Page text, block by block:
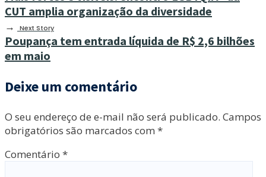
CUT amplia organização da diversidade
→ Next Story
Poupança tem entrada líquida de R$ 2,6 bilhões
em maio
Deixe um comentário
O seu endereço de e-mail não será publicado. Campos
obrigatórios são marcados com *
Comentário *